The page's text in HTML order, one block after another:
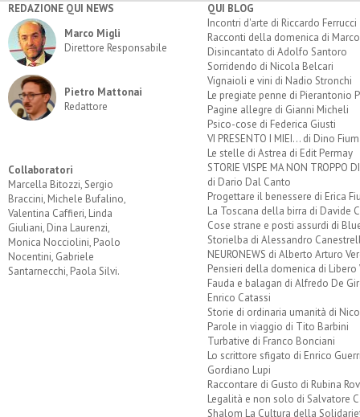
REDAZIONE QUI NEWS
Marco Migli
Direttore Responsabile
Pietro Mattonai
Redattore
Collaboratori
Marcella Bitozzi, Sergio
Braccini, Michele Bufalino,
Valentina Caffieri, Linda
Giuliani, Dina Laurenzi,
Monica Nocciolini, Paolo
Nocentini, Gabriele
Santarnecchi, Paola Silvi.
QUI BLOG
Incontri d'arte di Riccardo Ferrucci
Racconti della domenica di
Disincantato di Adolfo Santoro
Sorridendo di Nicola Belcari
Vignaioli e vini di Nadio Stronchi
Le pregiate penne di Pierantonio
Pagine allegre di Gianni Micheli
Psico-cose di Federica Giusti
VI PRESENTO I MIEI... di Dino
Le stelle di Astrea di Edit Permay
STORIE VISPE MA NON TROPPO
di Dario Dal Canto
Progettare il benessere di Erica
La Toscana della birra di Davide
Cose strane e posti assurdi di
Storielba di Alessandro
NEURONEWS di Alberto Arturo
Pensieri della domenica di Libero
Fauda e balagan di Alfredo De
Enrico Catassi
Storie di ordinaria umanità di
Parole in viaggio di Tito Barbini
Turbative di Franco Bonciani
Lo scrittore sfigato di Enrico
Gordiano Lupi
Raccontare di Gusto di Rubina
Legalità e non solo di Salvatore
Shalom La Cultura della